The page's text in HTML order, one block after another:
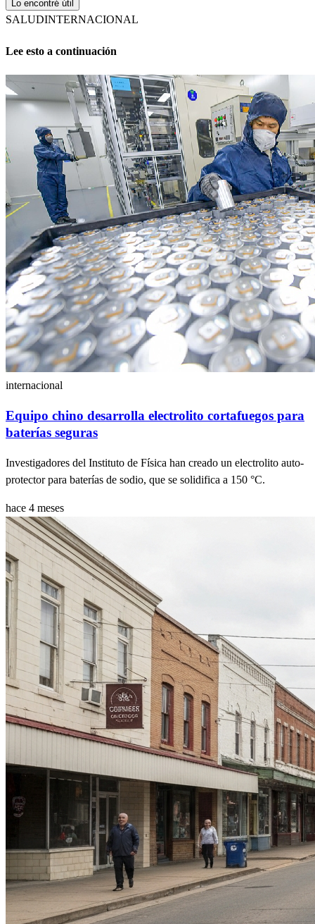
Lo encontré útil
SALUDINTERNACIONAL
Lee esto a continuación
internacional
Equipo chino desarrolla electrolito cortafuegos para
baterías seguras
Investigadores del Instituto de Física han creado un electrolito auto-
protector para baterías de sodio, que se solidifica a 150 °C.
hace 4 meses